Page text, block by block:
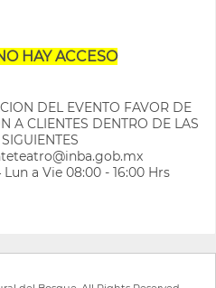
HAY ACCESO
DEL EVENTO FAVOR DE
A CLIENTES DENTRO DE LAS
a Vie 08:00 - 16:00 Hrs